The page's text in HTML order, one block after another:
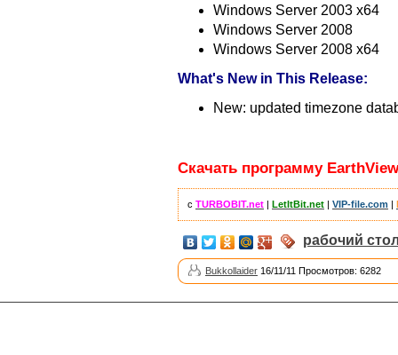
Windows Server 2003 x64
Windows Server 2008
Windows Server 2008 x64
What's New in This Release:
New: updated timezone
Скачать программу
с TURBOBIT.net | LetItBit.net | VIP-file.com |
рабочий
Bukkollaider 16/11/11 Просмотров: 6282